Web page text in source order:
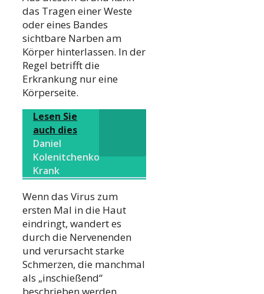
das Tragen einer Weste
oder eines Bandes
sichtbare Narben am
Körper hinterlassen. In der
Regel betrifft die
Erkrankung nur eine
Körperseite.
Lesen Sie
auch dies
Daniel
Kolenitchenko
Krank
Wenn das Virus zum
ersten Mal in die Haut
eindringt, wandert es
durch die Nervenenden
und verursacht starke
Schmerzen, die manchmal
als „inschießend“
beschrieben werden,